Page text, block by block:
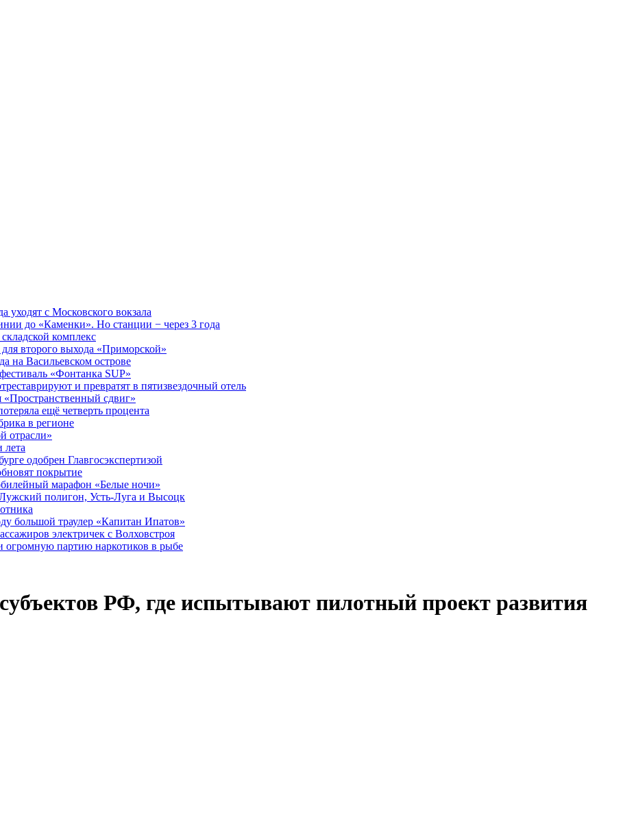
уходят с Московского вокзала
до «Каменки». Но станции − через 3 года
комплекс
второго выхода «Приморской»
на Васильевском острове
«Фонтанка SUP»
и превратят в пятизвездочный отель
«Пространственный сдвиг»
ещё четверть процента
в регионе
отрасли»
лета
одобрен Главгосэкспертизой
покрытие
марафон «Белые ночи»
полигон, Усть-Луга и Высоцк
большой траулер «Капитан Ипатов»
электричек с Волховстроя
огромную партию наркотиков в рыбе
РФ, где испытывают пилотный проект развития